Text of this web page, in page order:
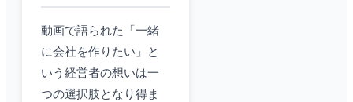
動画で語られた「一緒
に会社を作りたい」と
いう経営者の想いは一
つの選択肢となり得ま